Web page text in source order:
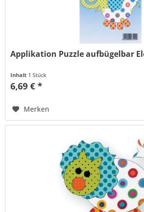
Applikation Puzzle aufbügelbar
Inhalt 1 Stück
6,69 € *
Merken